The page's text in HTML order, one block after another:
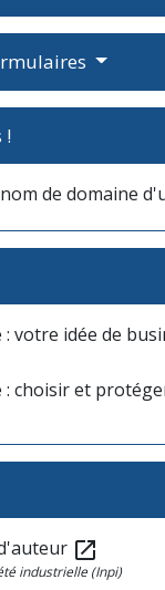
!
de domaine
votre idée de
choisir et
open_in_new
industrielle (Inpi)